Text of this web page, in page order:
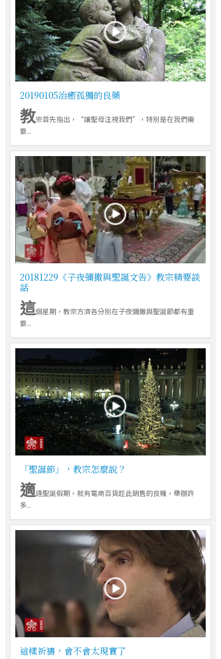
20190105治癒孤獨的良藥
教宗首先指出，“讓聖母注視我們”，特別是在我們需
要...
20181229《子夜彌撒與聖誕文告》教宗精要談
話
這個星期，教宗方濟各分別在子夜彌撒與聖誕節都有重
要...
「聖誕節」，教宗怎麼說？
適逢聖誕假期，就有電商百貨趁此銷售的良機，舉辦許
多...
這樣祈禱，會不會太現實了